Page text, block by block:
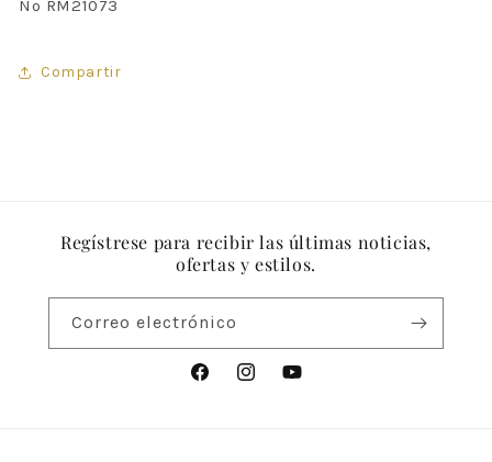
Nº RM21073
Compartir
Regístrese para recibir las últimas noticias,
ofertas y estilos.
Correo electrónico
FacebookInstagramYouTube